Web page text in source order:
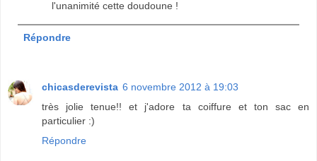
l'unanimité cette doudoune !
Répondre
chicasderevista 6 novembre 2012 à 19:03
très jolie tenue!! et j'adore ta coiffure et ton sac en
particulier :)
Répondre